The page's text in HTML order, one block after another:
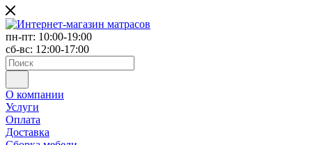
пн-пт: 10:00-19:00
сб-вс: 12:00-17:00
О компании
Услуги
Оплата
Доставка